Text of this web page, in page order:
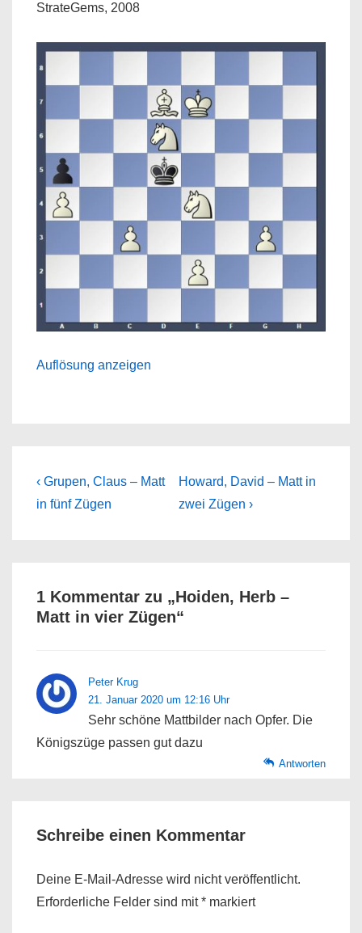
StrateGems, 2008
Auflösung anzeigen
Beitragsnavigation
Previous
Post
‹ Grupen, Claus – Matt
in fünf Zügen
Next
Post
Howard, David – Matt in
zwei Zügen ›
1 Kommentar zu „Hoiden, Herb –
Matt in vier Zügen“
Peter Krug
21. Januar 2020 um 12:16 Uhr
Sehr schöne Mattbilder nach Opfer. Die
Königszüge passen gut dazu
Antworten
Schreibe einen Kommentar
Deine E-Mail-Adresse wird nicht veröffentlicht.
Erforderliche Felder sind mit* markiert